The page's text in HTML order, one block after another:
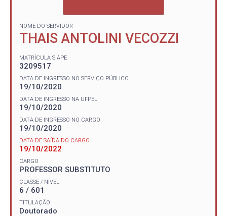
NOME DO SERVIDOR
THAIS ANTOLINI VECOZZI
MATRÍCULA SIAPE
3209517
DATA DE INGRESSO NO SERVIÇO PÚBLICO
19/10/2020
DATA DE INGRESSO NA UFPEL
19/10/2020
DATA DE INGRESSO NO CARGO
19/10/2020
DATA DE SAÍDA DO CARGO
19/10/2022
CARGO
PROFESSOR SUBSTITUTO
CLASSE / NÍVEL
6 / 601
TITULAÇÃO
Doutorado